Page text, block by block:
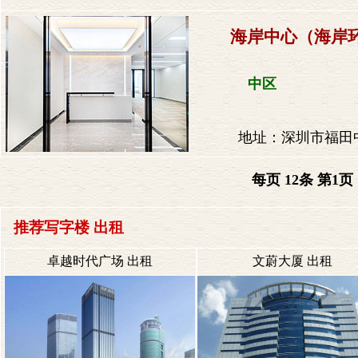
海岸中心（海岸
中区
地址：深圳市福田
每页 12条 第1页
推荐写字楼 出租
卓越时代广场 出租 文蔚大厦 出租